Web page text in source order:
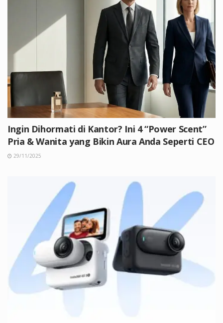
Ingin Dihormati di Kantor? Ini 4 “Power Scent”
Pria & Wanita yang Bikin Aura Anda Seperti CEO
29/11/2025